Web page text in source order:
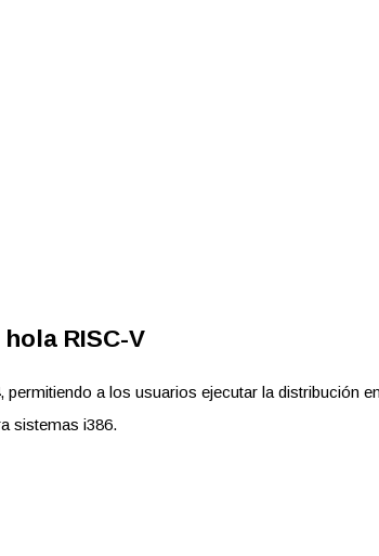
RISC-V
, permitiendo a los usuarios ejecutar la distribución
sistemas i386.